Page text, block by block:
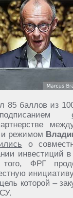
85 баллов из
режимом
о
инвестиций
ФРГ
которой –